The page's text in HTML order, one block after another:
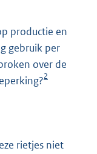
productie en
gebruik per
over de
2
rietjes niet